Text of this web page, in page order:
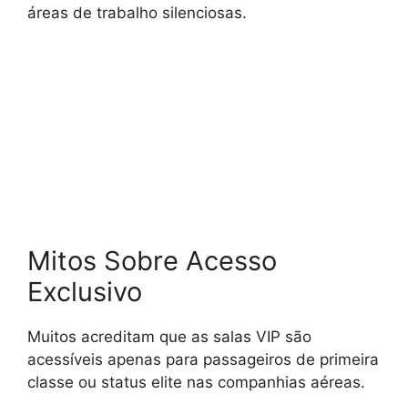
áreas de trabalho silenciosas.
Mitos Sobre Acesso
Exclusivo
Muitos acreditam que as salas VIP são
acessíveis apenas para passageiros de primeira
classe ou status elite nas companhias aéreas.